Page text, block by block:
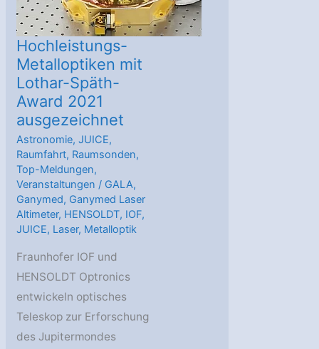
Hochleistungs-
Metalloptiken mit
Lothar-Späth-
Award 2021
ausgezeichnet
Astronomie,JUICE,
Raumfahrt, Raumsonden,
Top-Meldungen,
Veranstaltungen / GALA,
Ganymed, Ganymed Laser
Altimeter, HENSOLDT, IOF,
JUICE, Laser, Metalloptik
Fraunhofer IOF und
HENSOLDT Optronics
entwickeln optisches
Teleskop zur Erforschung
des Jupitermondes